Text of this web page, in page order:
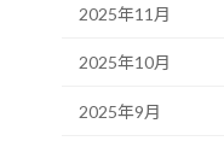
2025年11月
2025年10月
2025年9月